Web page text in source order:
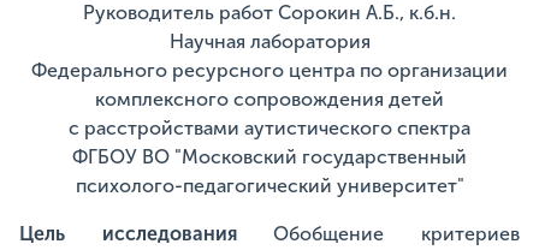
Руководитель работ Сорокин А.Б., к.б.н.
Научная лаборатория
Федерального ресурсного центра по организации
комплексного сопровождения детей
с расстройствами аутистического спектра
ФГБОУ ВО "Московский государственный
психолого-педагогический университет"
Цель исследованияОбобщение критериев